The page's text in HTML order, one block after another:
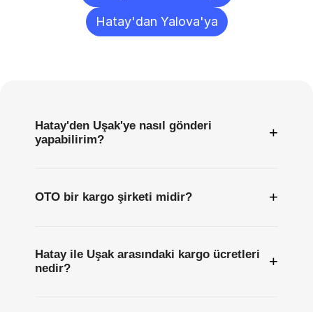
Hatay'dan Yalova'ya
Hatay'den Uşak'ye nasıl gönderi
yapabilirim?
+
OTO bir kargo şirketi midir? +
Hatay ile Uşak arasındaki kargo ücretleri
nedir?
+